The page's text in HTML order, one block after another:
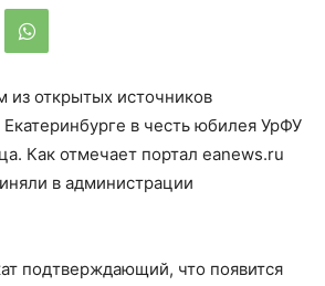
из открытых источников
в честь юбилея УрФУ
Как отмечает портал eanews.ru
в администрации
подтверждающий, что появится